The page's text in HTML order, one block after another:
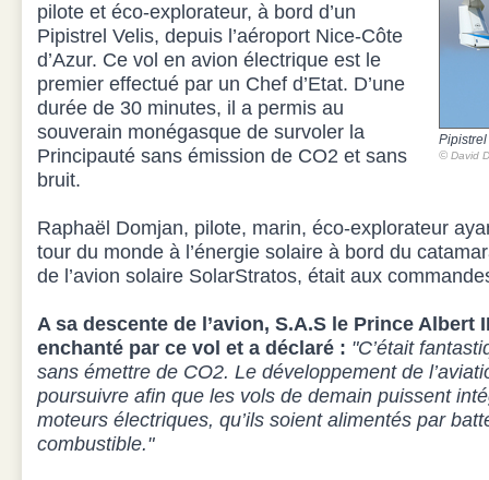
© David
pilote et éco-explorateur, à bord d’un
Pipistrel Velis, depuis l’aéroport Nice-Côte
d’Azur. Ce vol en avion électrique est le
premier effectué par un Chef d’Etat. D’une
durée de 30 minutes, il a permis au
souverain monégasque de survoler la
Principauté sans émission de CO2 et sans
bruit.
Raphaël Domjan, pilote, marin, éco-explorateur
tour du monde à l’énergie solaire à bord du
de l’avion solaire SolarStratos, était aux
A sa descente de l’avion, S.A.S le Prince Albert
enchanté par ce vol et a déclaré : "C’était
sans émettre de CO2. Le développement de
poursuivre afin que les vols de demain puissent
moteurs électriques, qu’ils soient alimentés par
combustible."